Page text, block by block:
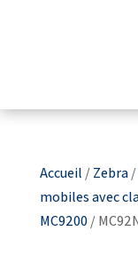
Accueil /Zebra/
mobiles avec
MC9200/